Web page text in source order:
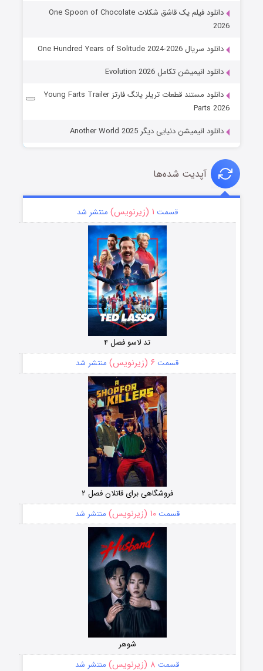
دانلود فیلم یک قاشق شکلات One Spoon of Chocolate
2026
دانلود سریال One Hundred Years of Solitude 2024-2026
دانلود انیمیشن تکامل Evolution 2026
دانلود مستند قطعات تریلر یانگ فارتز Young Farts Trailer
Parts 2026
دانلود انیمیشن دنیایی دیگر Another World 2025
آپدیت شده‌ها
قسمت ۱ (زیرنویس) منتشر شد
تد لاسو فصل ۴
قسمت ۶ (زیرنویس) منتشر شد
فروشگاهی برای قاتلان فصل ۲
قسمت۱۰ (زیرنویس) منتشر شد
شوهر
قسمت ۸ (زیرنویس) منتشر شد